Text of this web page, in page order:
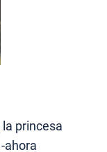
la princesa
ahora